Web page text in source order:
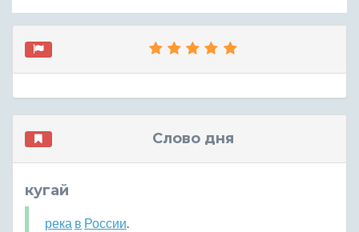
Слово дня
кугай
река в России.